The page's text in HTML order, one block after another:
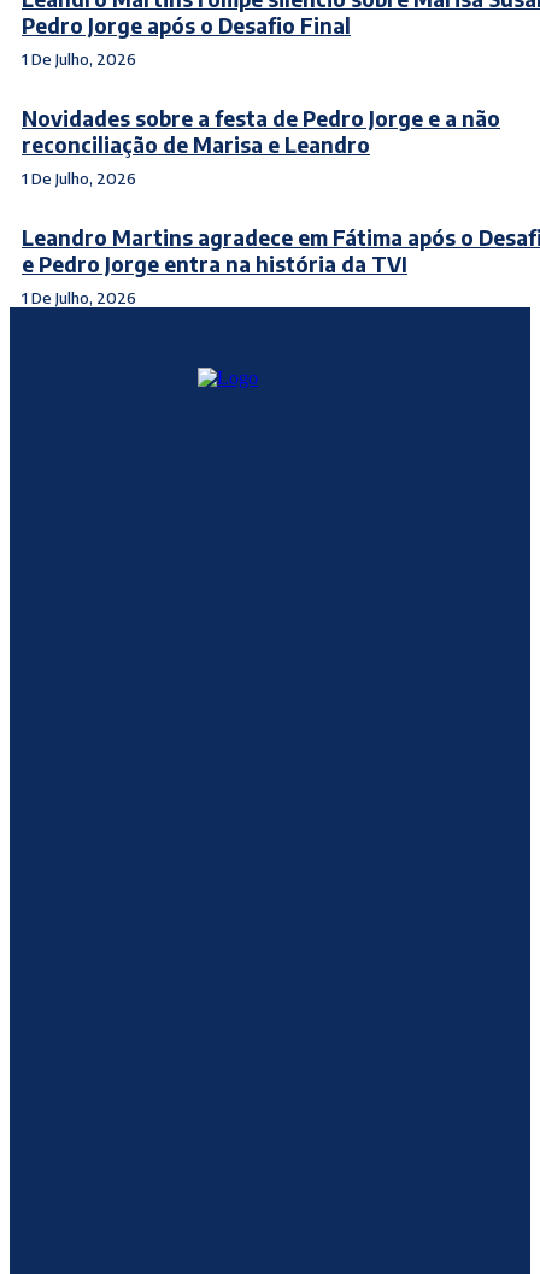
Pedro Jorge após o Desafio Final
1 De Julho, 2026
Novidades sobre a festa de Pedro Jorge e a não
reconciliação de Marisa e Leandro
1 De Julho, 2026
Leandro Martins agradece em Fátima após o
e Pedro Jorge entra na história da TVI
1 De Julho, 2026